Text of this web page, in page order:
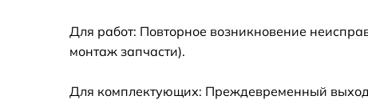
Для работ: Повторное возникновение
монтаж запчасти).
Для комплектующих: Преждевременный выход